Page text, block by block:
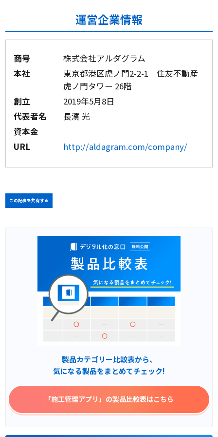
運営企業情報
商号
株式会社アルダグラム
本社
東京都港区虎ノ門2-2-1 住友不動産
虎ノ門タワー 26階
創立
2019年5月8日
代表者名
長濱 光
資本金
URL
http://aldagram.com/company/
この記事を共有する
製品カテゴリー比較表から、
気になる製品をまとめてチェック!
「施工管理アプリ」 の製品比較表はこちら